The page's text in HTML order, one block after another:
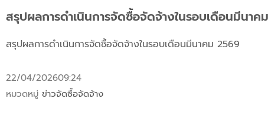
สรุปผลการดำเนินการจัดซื้อจัดจ้างในรอบเดือนมีนาค
สรุปผลการดำเนินการจัดซื้อจัดจ้างในรอบเดือนมีนาคม 2569
22/04/202609:24
หมวดหมู่ ข่าวจัดซื้อจัดจ้าง